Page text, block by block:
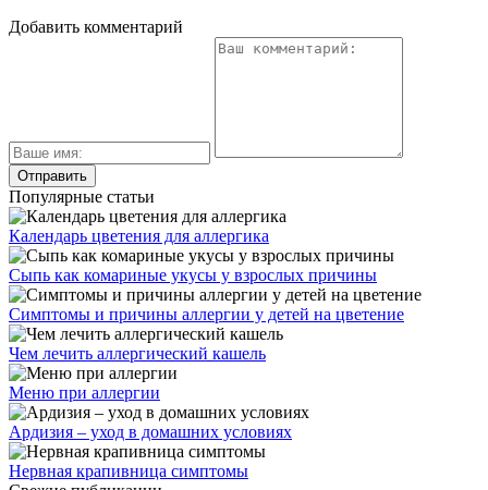
Масло ромашки: свойства и применение
заботится о детском здоровье и оказывает медицинские
услуги высочайшего качества.
ул. Святоозерская д. 15 (м. Выхино) мкр. Кожухово
Дмитриевского, м. Лухмановская)
info@solnyshkomed.ru
Задать вопрос